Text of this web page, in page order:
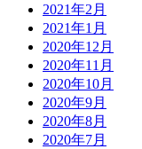
2021年2月
2021年1月
2020年12月
2020年11月
2020年10月
2020年9月
2020年8月
2020年7月